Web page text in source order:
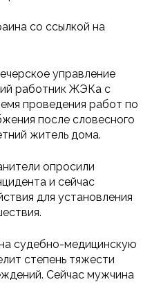
со ссылкой на
управление
работник ЖЭКа с
проведения работ по
после словесного
житель дома.
опросили
и сейчас
для установления
судебно-медицинскую
степень тяжести
Сейчас мужчина